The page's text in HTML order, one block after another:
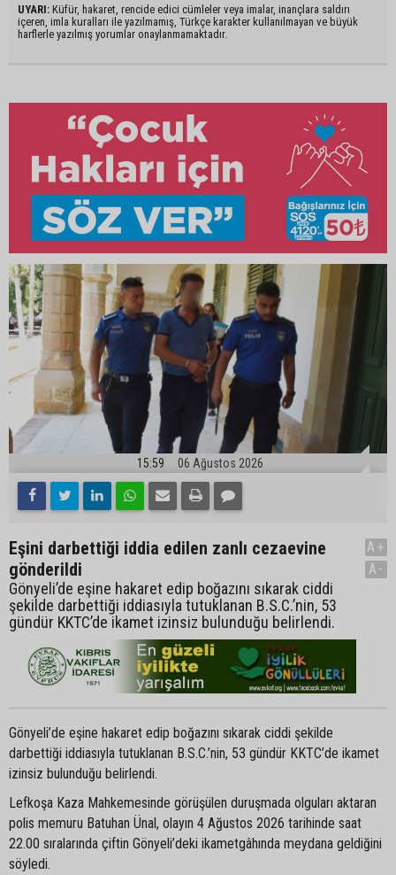
UYARI: Küfür, hakaret, rencide edici cümleler veya imalar, inançlara saldırı
içeren, imla kuralları ile yazılmamış, Türkçe karakter kullanılmayan ve büyük
harflerle yazılmış yorumlar onaylanmamaktadır.
15:59 06 Ağustos 2026
Eşini darbettiği iddia edilen zanlı cezaevine
gönderildi
Gönyeli’de eşine hakaret edip boğazını sıkarak ciddi
şekilde darbettiği iddiasıyla tutuklanan B.S.C.’nin, 53
gündür KKTC’de ikamet izinsiz bulunduğu belirlendi.
A+
A-
Gönyeli’de eşine hakaret edip boğazını sıkarak ciddi şekilde
darbettiği iddiasıyla tutuklanan B.S.C.’nin, 53 gündür KKTC’de ikamet
izinsiz bulunduğu belirlendi.
Lefkoşa Kaza Mahkemesinde görüşülen duruşmada olguları aktaran
polis memuru Batuhan Ünal, olayın 4 Ağustos 2026 tarihinde saat
22.00 sıralarında çiftin Gönyeli’deki ikametgâhında meydana geldiğini
söyledi.